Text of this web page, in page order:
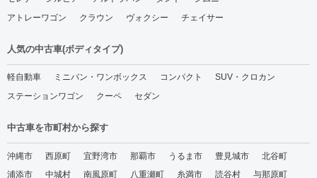
アトレーワゴン
クラウン ヴォクシー チェイサー
人気の中古車(ボディタイプ)
軽自動車 ミニバン・ワンボックス コンパクト
SUV・クロカン
ステーションワゴン
クーペ セダン
中古車を市町村から探す
沖縄市 西原町 宜野湾市 那覇市 うるま市 豊見城市
北谷町
浦添市
中城村 南風原町 八重瀬町 糸満市 読谷村
与那原町